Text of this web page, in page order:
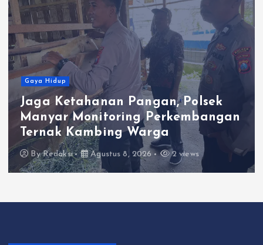
Pangan, Polsek
Perkembangan
Warga
8, 2026 2 views
Gaya Hidup
Satlantas
Kepedulian
Berkah
By Redaksi